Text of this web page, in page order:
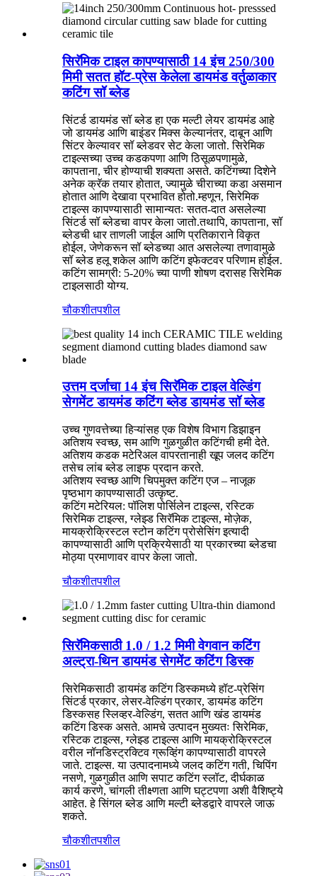
सिरॅमिक टाइल कापण्यासाठी 14 इंच 250/300
मिमी सतत हॉट-प्रेस केलेला डायमंड वर्तुळाकार
कटिंग सॉ ब्लेड
सिंटर्ड डायमंड सॉ ब्लेड हा एक मल्टी लेयर डायमंड आहे
जो डायमंड आणि बाइंडर मिक्स केल्यानंतर, दाबून आणि
सिंटर केल्यावर सॉ ब्लेडवर सेट केला जातो. सिरेमिक
टाइल्सच्या उच्च कडकपणा आणि ठिसूळपणामुळे,
कापताना, चीर होण्याची शक्यता असते. कटिंगच्या दिशेने
अनेक क्रॅक तयार होतात, ज्यामुळे चीराच्या कडा असमान
होतात आणि देखावा प्रभावित होतो.म्हणून, सिरेमिक
टाइल्स कापण्यासाठी सामान्यतः सतत-दात असलेल्या
सिंटर्ड सॉ ब्लेडचा वापर केला जातो.तथापि, कापताना, सॉ
ब्लेडची धार ताणली जाईल आणि प्रतिकाराने विकृत
होईल, जेणेकरून सॉ ब्लेडच्या आत असलेल्या तणावामुळे
सॉ ब्लेड हलू शकेल आणि कटिंग इफेक्टवर परिणाम होईल.
कटिंग सामग्री: 5-20% च्या पाणी शोषण दरासह सिरेमिक
टाइलसाठी योग्य.
चौकशीतपशील
उत्तम दर्जाचा 14 इंच सिरॅमिक टाइल वेल्डिंग
सेगमेंट डायमंड कटिंग ब्लेड डायमंड सॉ ब्लेड
उच्च गुणवत्तेच्या हिऱ्यांसह एक विशेष विभाग डिझाइन
अतिशय स्वच्छ, सम आणि गुळगुळीत कटिंगची हमी देते.
अतिशय कडक मटेरिअल वापरतानाही खूप जलद कटिंग
तसेच लांब ब्लेड लाइफ प्रदान करते.
अतिशय स्वच्छ आणि चिपमुक्त कटिंग एज – नाजूक
पृष्ठभाग कापण्यासाठी उत्कृष्ट.
कटिंग मटेरियल: पॉलिश पोर्सिलेन टाइल्स, रस्टिक
सिरेमिक टाइल्स, ग्लेझ्ड सिरॅमिक टाइल्स, मोज़ेक,
मायक्रोक्रिस्टल स्टोन कटिंग प्रोसेसिंग इत्यादी
कापण्यासाठी आणि प्रक्रियेसाठी या प्रकारच्या ब्लेडचा
मोठ्या प्रमाणावर वापर केला जातो.
चौकशीतपशील
सिरॅमिकसाठी 1.0 / 1.2 मिमी वेगवान कटिंग
अल्ट्रा-थिन डायमंड सेगमेंट कटिंग डिस्क
सिरेमिकसाठी डायमंड कटिंग डिस्कमध्ये हॉट-प्रेसिंग
सिंटर्ड प्रकार, लेसर-वेल्डिंग प्रकार, डायमंड कटिंग
डिस्कसह स्लिव्हर-वेल्डिंग, सतत आणि खंड डायमंड
कटिंग डिस्क असते. आमचे उत्पादन मुख्यतः सिरेमिक,
रस्टिक टाइल्स, ग्लेझ्ड टाइल्स आणि मायक्रोक्रिस्टल
वरील नॉनडिस्ट्रक्टिव ग्रूव्हिंग कापण्यासाठी वापरले
जाते. टाइल्स. या उत्पादनामध्ये जलद कटिंग गती, चिपिंग
नसणे, गुळगुळीत आणि सपाट कटिंग स्लॉट, दीर्घकाळ
कार्य करणे, चांगली तीक्ष्णता आणि घट्टपणा अशी वैशिष्ट्ये
आहेत. हे सिंगल ब्लेड आणि मल्टी ब्लेडद्वारे वापरले जाऊ
शकते.
चौकशीतपशील